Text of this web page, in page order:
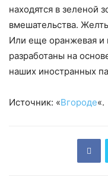
находятся в зеленой
вмешательства.
Или еще оранжевая и
разработаны на
наших иностранных
Источник: «Вгороде«.